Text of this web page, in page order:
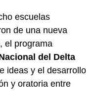
escuelas
de una nueva
, el programa
del Delta
ideas y el desarrollo
y oratoria entre